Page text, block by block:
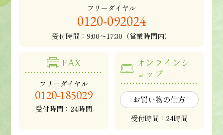
フリーダイヤル
0120-092024
受付時間： 9:00～17:30（営業時間内）
FAX
フリーダイヤル
0120-185029
受付時間：24時間
オンラインシ
ョップ
お買い物の仕方
受付時間：24時間